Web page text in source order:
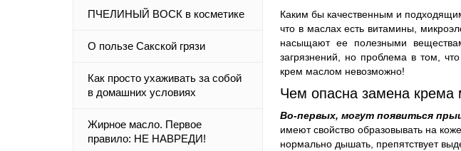
ПЧЕЛИНЫЙ ВОСК в косметике
О пользе Сакской грязи
Как просто ухаживать за собой
в домашних условиях
Жирное масло. Первое
правило: НЕ НАВРЕДИ!
Каким бы качественным и
что в маслах есть витамины,
насыщают ее полезными
загрязнений, но проблема в том, что
крем маслом невозможно!
Чем опасна замена крема
Во-первых, могут появиться
имеют свойство образовывать на
нормально дышать, препятствует